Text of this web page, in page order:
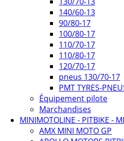
140/60-13
90/80-17
100/80-17
110/70-17
110/80-17
120/70-17
pneus 130/70-17
PMT TYRES-
Équipement pilote
Marchandises
MINIMOTOLINE - PITBIKE -
AMX MINI MOTO GP